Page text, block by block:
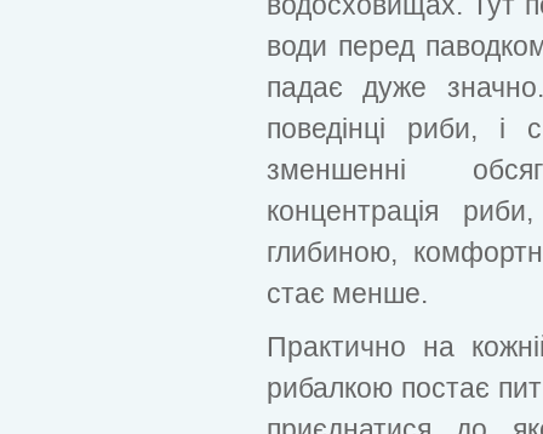
води перед
падає дуже
поведінці риби,
зменшенні
концентрація
глибиною,
стає менше.
Практично на
рибалкою постає